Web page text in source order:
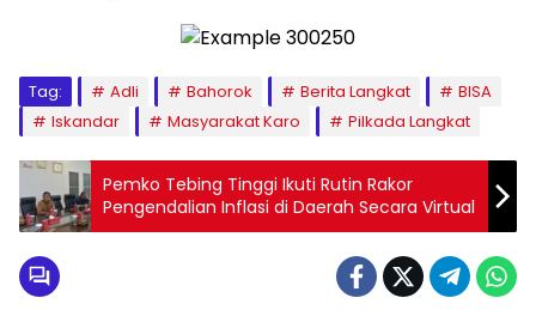
Tag: Adli Bahorok Berita Langkat
BISA
Iskandar
Masyarakat Karo Pilkada Langkat
Pemko Tebing Tinggi Ikuti Rutin Rakor
Pengendalian Inflasi di Daerah Secara Virtual